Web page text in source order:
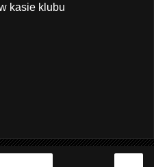
kasie klubu